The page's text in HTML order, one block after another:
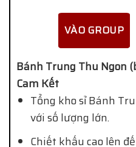
VÀO GROUP
Bánh Trung Thu Ngon
Cam Kết
Tổng kho sỉ Bánh
với số lượng lớn.
Chiết khấu cao lên